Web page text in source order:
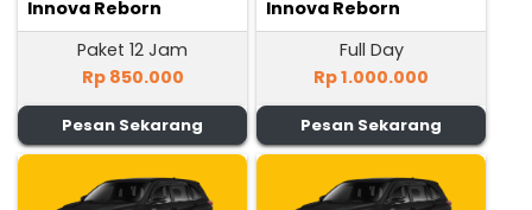
Innova Reborn
Paket 12 Jam
Rp 850.000
Pesan Sekarang
Innova Reborn
Full Day
Rp 1.000.000
Pesan Sekarang